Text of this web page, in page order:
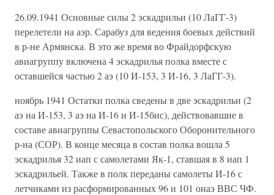
26.09.1941 Основные силы 2 эскадрильи (10 ЛаГГ-3)
перелетели на аэр. Сарабуз для ведения боевых действий
в р-не Армянска. В это же время во Фрайдорфскую
авиагруппу включена 4 эскадрилья полка вместе с
оставшейся частью 2 аэ (10 И-153, 3 И-16, 3 ЛаГГ-3).
ноябрь 1941 Остатки полка сведены в две эскадрильи (2
аэ на И-153, 3 аэ на И-16 и И-15бис), действовавшие в
составе авиагруппы Севастопольского Оборонительного
р-на (СОР). В конце месяца в состав полка вошла 5
эскадрилья 32 иап с самолетами Як-1, ставшая в 8 иап 1
эскадрильей. Также в полк переданы самолеты И-16 с
летчиками из расформированных 96 и 101 оиаэ ВВС ЧФ.